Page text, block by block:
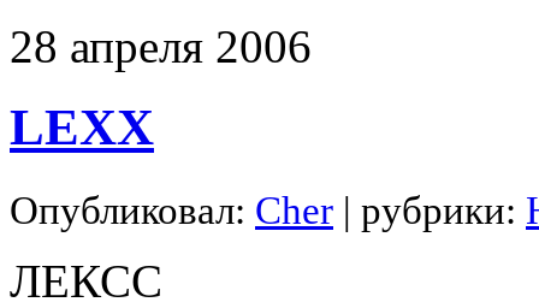
28 апреля 2006
LEXX
Опубликовал: Cher | рубрики:
ЛЕКСС